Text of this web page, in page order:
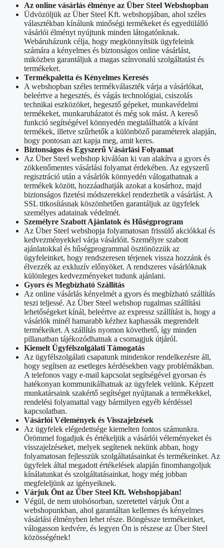
Az online vásárlás élménye az Über Steel Webshopban
Üdvözöljük az Über Steel Kft. webshopjában, ahol széles
választékban kínálunk minőségi termékeket és egyedülálló
vásárlói élményt nyújtunk minden látogatónknak.
Webáruházunk célja, hogy megkönnyítsük ügyfeleink
számára a kényelmes és biztonságos online vásárlást,
miközben garantáljuk a magas színvonalú szolgáltatást és
termékeket.
Termékpaletta és Kényelmes Keresés
A webshopban széles termékválaszték várja a vásárlókat,
beleértve a hegesztés, és vágás technológiai, csiszolás
technikai eszközöket, hegesztő gépeket, munkavédelmi
termékeket, munkaruházatot és még sok mást. A kereső
funkció segítségével könnyedén megtalálhatók a kívánt
termékek, illetve szűrhetők a különböző paraméterek alapján,
hogy pontosan azt kapja meg, amit keres.
Biztonságos és Egyszerű Vásárlási Folyamat
Az Über Steel webshop kiválóan ki van alakítva a gyors és
zökkenőmentes vásárlási folyamat érdekében. Az egyszerű
regisztráció után a vásárlók könnyedén válogathatnak a
termékek között, hozzáadhatják azokat a kosárhoz, majd
biztonságos fizetési módszerekkel rendezhetik a vásárlást. A
SSL titkosításnak köszönhetően garantáljuk az ügyfelek
személyes adatainak védelmét.
Személyre Szabott Ajánlatok és Hűségprogram
Az Über Steel webshopja folyamatosan frissülő akciókkal és
kedvezményekkel várja vásárlóit. Személyre szabott
ajánlatokkal és hűségprogrammal ösztönözzük az
ügyfeleinket, hogy rendszeresen térjenek vissza hozzánk és
élvezzék az exkluzív előnyöket. A rendszeres vásárlóknak
különleges kedvezményeket tudunk ajánlani.
Gyors és Megbízható Szállítás
Az online vásárlás kényelmét a gyors és megbízható szállítás
teszi teljessé. Az Über Steel webshop rugalmas szállítási
lehetőségeket kínál, beleértve az expressz szállítást is, hogy a
vásárlók minél hamarabb kézhez kaphassák megrendelt
termékeiket. A szállítás nyomon követhető, így minden
pillanatban tájékozódhatnak a csomagjuk útjáról.
Kiemelt Ügyfélszolgálati Támogatás
Az ügyfélszolgálati csapatunk mindenkor rendelkezésre áll,
hogy segítsen az esetleges kérdésekben vagy problémákban.
A telefonos vagy e-mail kapcsolat segítségével gyorsan és
hatékonyan kommunikálhatnak az ügyfelek velünk. Képzett
munkatársaink szakértő segítséget nyújtanak a termékekkel,
rendelési folyamattal vagy bármilyen egyéb kérdéssel
kapcsolatban.
Vásárlói Vélemények és Visszajelzések
Az ügyfelek elégedettsége kiemelten fontos számunkra.
Örömmel fogadjuk és értékeljük a vásárlói véleményeket és
visszajelzéseket, melyek segítenek nekünk abban, hogy
folyamatosan fejlesszük szolgáltatásainkat és termékeinket. Az
ügyfelek által megadott értékelések alapján finomhangoljuk
kínálatunkat és szolgáltatásainkat, hogy még jobban
megfeleljünk az igényeiknek.
Várjuk Önt az Über Steel Kft. Webshopjában!
Végül, de nem utolsósorban, szeretettel várjuk Önt a
webshopunkban, ahol garantáltan kellemes és kényelmes
vásárlási élményben lehet része. Böngéssze termékeinket,
válogasson kedvére, és legyen Ön is részese az Über Steel
közösségének!